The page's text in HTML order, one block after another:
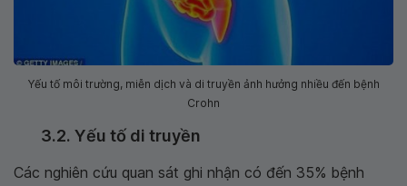
Yếu tố môi trường, miễn dịch và di truyền ảnh hưởng nhiều đến bệnh
Crohn
3.2. Yếu tố di truyền
Các nghiên cứu quan sát ghi nhận có đến 35% bệnh